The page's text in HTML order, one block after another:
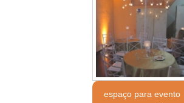
espaço para evento